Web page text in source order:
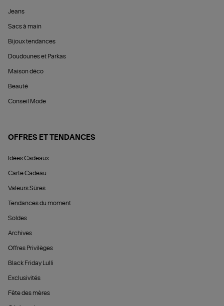
Jeans
Sacs à main
Bijoux tendances
Doudounes et Parkas
Maison déco
Beauté
Conseil Mode
OFFRES ET TENDANCES
Idées Cadeaux
Carte Cadeau
Valeurs Sûres
Tendances du moment
Soldes
Archives
Offres Privilèges
Black Friday Lulli
Exclusivités
Fête des mères